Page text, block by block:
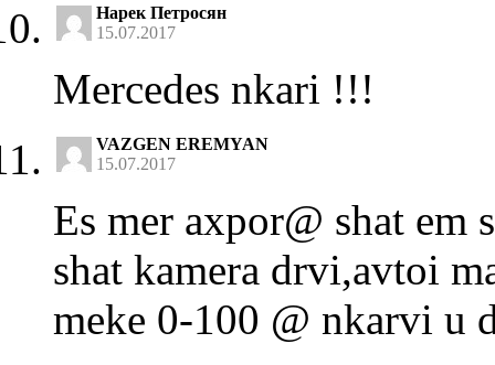
Нарек Петросян
15.07.2017
Mercedes nkari !!!
VAZGEN EREMYAN
15.07.2017
Es mer axpor@ shat
shat kamera drvi,avtoi
meke 0-100 @ nkarvi u